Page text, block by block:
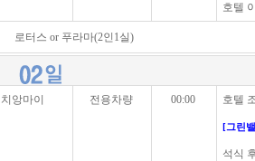
호텔
로터스 or 푸라마(2인1실)
치앙마이 전용차량 00:00 호텔
[그린
석식